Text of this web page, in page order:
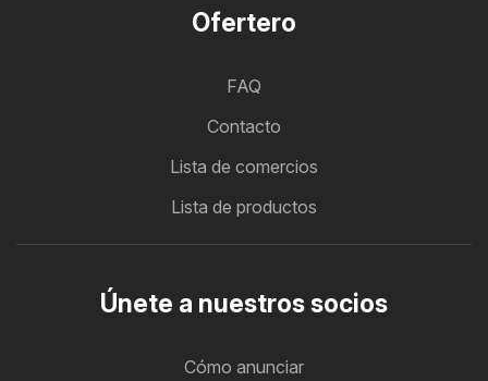
Ofertero
FAQ
Contacto
Lista de comercios
Lista de productos
Únete a nuestros socios
Cómo anunciar